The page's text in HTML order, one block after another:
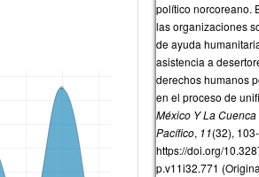
político norcoreano.
las organizaciones
de ayuda
asistencia a
derechos humanos
en el proceso de
México Y La
Pacífico, 11(32),
https://doi.org/
p.v11i32.771